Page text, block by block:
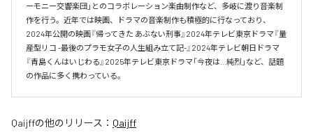
ーモニー交響楽団」とのコラボレーション楽曲制作など、多岐に渡り音楽制
作を行う。近年では映画、ドラマの音楽制作も積極的に行なっており、
2024年公開の映画『帰ってきた あぶない刑事』2024年テレビ東京ドラマ『量
産型リコ -最後のプラモ女子の人生組み立て記-』2024年テレビ朝日ドラマ
『青島くんはいじわる』2025年テレビ東京ドラマ「今夜は…純烈」など、話題
の作品に多く携わっている。
Qaijffの他のリリース： Qaijff